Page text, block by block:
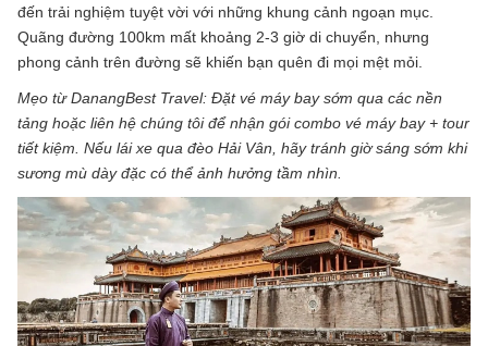
đến trải nghiệm tuyệt vời với những khung cảnh ngoạn mục.
Quãng đường 100km mất khoảng 2-3 giờ di chuyển, nhưng
phong cảnh trên đường sẽ khiến bạn quên đi mọi mệt mỏi.
Mẹo từ DanangBest Travel: Đặt vé máy bay sớm qua các nền
tảng hoặc liên hệ chúng tôi để nhận gói combo vé máy bay + tour
tiết kiệm. Nếu lái xe qua đèo Hải Vân, hãy tránh giờ sáng sớm khi
sương mù dày đặc có thể ảnh hưởng tầm nhìn.